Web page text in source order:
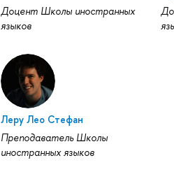
Доцент Школы иностранных
языков
Леру Лео Стефан
Преподаватель Школы
иностранных языков